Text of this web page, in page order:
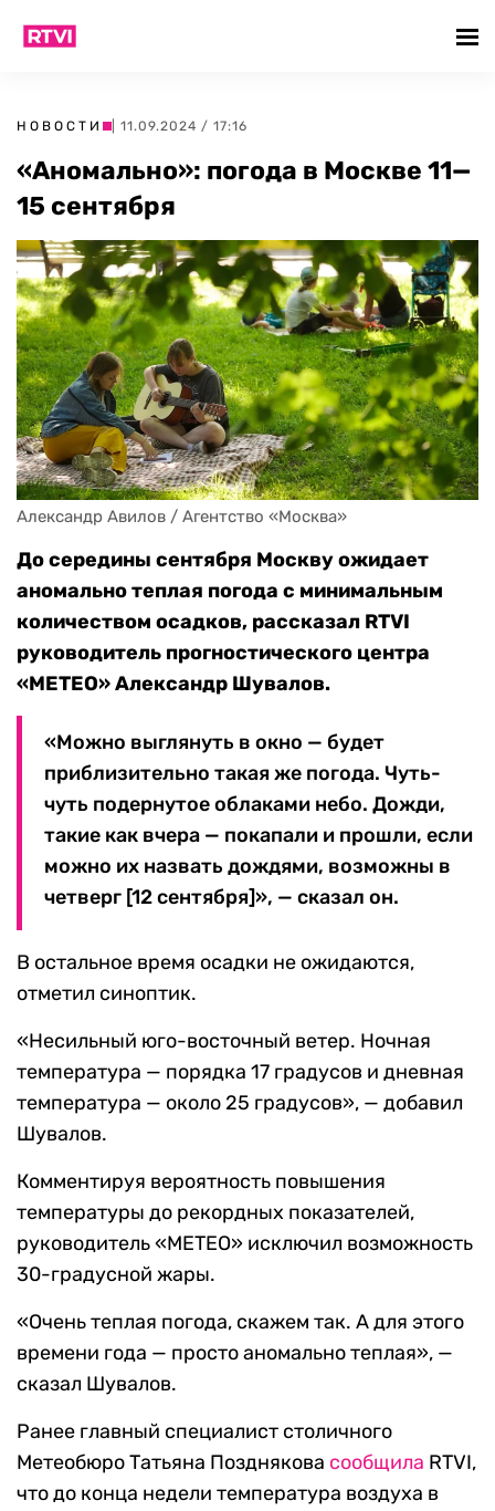
НОВОСТИ | 11.09.2024 / 17:16
«Аномально»: погода в Москве 11—
15 сентября
Александр Авилов / Агентство «Москва»
До середины сентября Москву ожидает
аномально теплая погода с минимальным
количеством осадков, рассказал RTVI
руководитель прогностического центра
«МЕТЕО» Александр Шувалов.
«Можно выглянуть в окно — будет
приблизительно такая же погода. Чуть-
чуть подернутое облаками небо. Дожди,
такие как вчера — покапали и прошли, если
можно их назвать дождями, возможны в
четверг [12 сентября]», — сказал он.
В остальное время осадки не ожидаются,
отметил синоптик.
«Несильный юго-восточный ветер. Ночная
температура — порядка 17 градусов и дневная
температура — около 25 градусов», — добавил
Шувалов.
Комментируя вероятность повышения
температуры до рекордных показателей,
руководитель «МЕТЕО» исключил возможность
30-градусной жары.
«Очень теплая погода, скажем так. А для этого
времени года — просто аномально теплая», —
сказал Шувалов.
Ранее главный специалист столичного
Метеобюро Татьяна Позднякова сообщила RTVI,
что до конца недели температура воздуха в